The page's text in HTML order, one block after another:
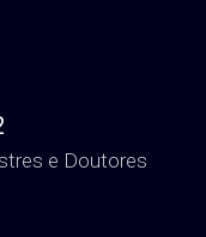
e Doutores